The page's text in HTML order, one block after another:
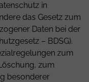
in
das Gesetz zum
Daten bei der
– BDSG).
zum
zum
besonderer